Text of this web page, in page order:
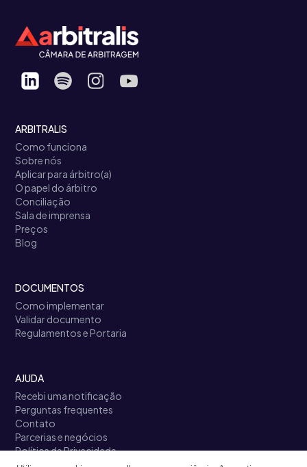
ARBITRALIS
Como funciona
Sobre nós
Aplicar para árbitro(a)
O papel do árbitro
Conciliação
Sala de imprensa
Preços
Blog
DOCUMENTOS
Como implementar
Validar documento
Regulamentos e Portaria
AJUDA
Recebi uma notificação
Perguntas frequentes
Contato
Parcerias e negócios
Política de Privacidade
Termos de Uso